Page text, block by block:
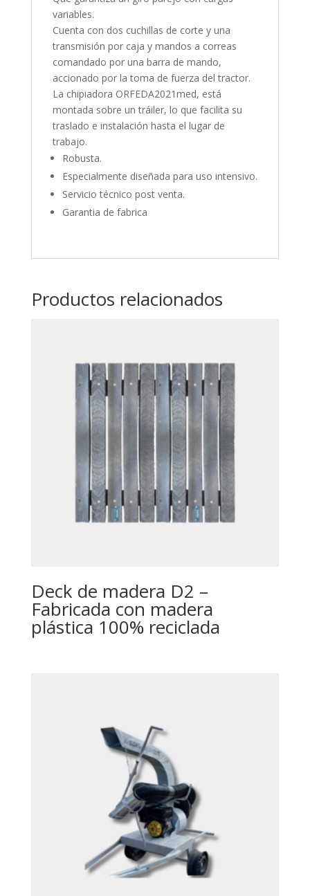
variables.
Cuenta con dos cuchillas de corte y una
transmisión por caja y mandos a correas
comandado por una barra de mando,
accionado por la toma de fuerza del tractor.
La chipiadora ORFEDA2021med, está
montada sobre un tráiler, lo que facilita su
traslado e instalación hasta el lugar de
trabajo.
Robusta.
Especialmente diseñada para uso intensivo.
Servicio técnico post venta.
Garantia de fabrica
Productos relacionados
Deck de madera D2 –
Fabricada con madera
plástica 100% reciclada